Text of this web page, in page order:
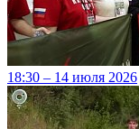
18:30 – 14 июля 2026